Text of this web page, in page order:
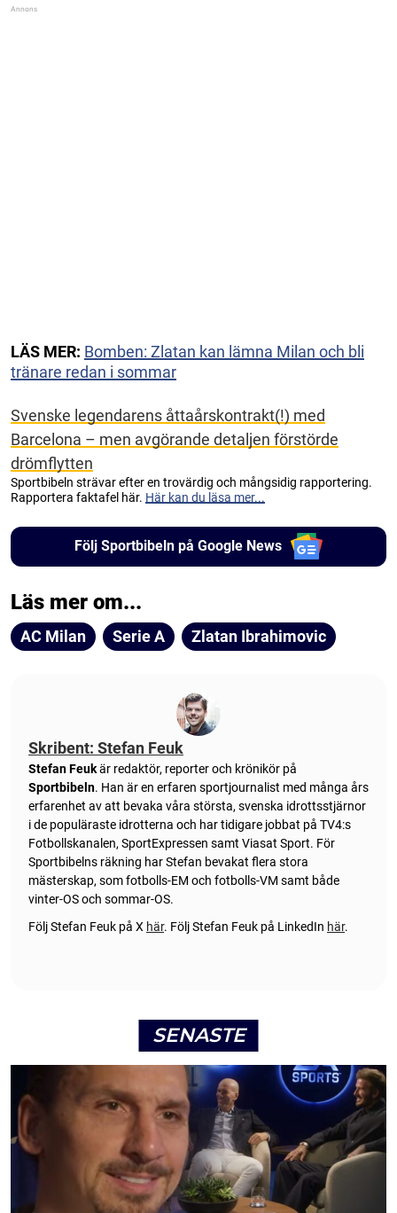
LÄS MER: Bomben: Zlatan kan lämna Milan och bli
tränare redan i sommar
Svenske legendarens åttaårskontrakt(!) med
Barcelona – men avgörande detaljen förstörde
drömflytten
Sportbibeln strävar efter en trovärdig och mångsidig rapportering.
Rapportera faktafel här. Här kan du läsa mer...
Följ Sportbibeln på Google News
Läs mer om...
AC Milan Serie A Zlatan Ibrahimovic
Skribent: Stefan Feuk
Stefan Feukär redaktör, reporter och krönikör på
Sportbibeln. Han är en erfaren sportjournalist med många års
erfarenhet av att bevaka våra största, svenska idrottsstjärnor
i de populäraste idrotterna och har tidigare jobbat på TV4:s
Fotbollskanalen, SportExpressen samt Viasat Sport. För
Sportbibelns räkning har Stefan bevakat flera stora
mästerskap, som fotbolls-EM och fotbolls-VM samt både
vinter-OS och sommar-OS.
Följ Stefan Feuk på X här. Följ Stefan Feuk på LinkedIn här.
SENASTE